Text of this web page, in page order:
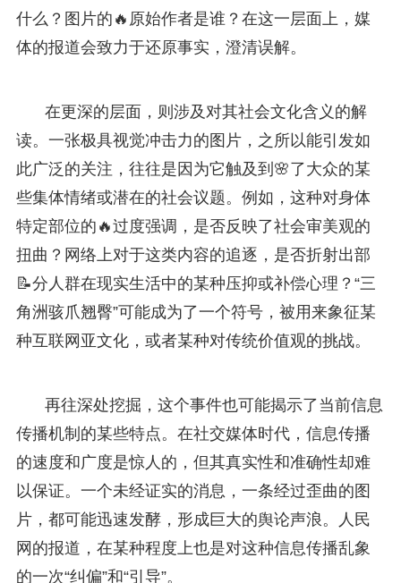
什么？图片的🔥原始作者是谁？在这一层面上，媒
体的报道会致力于还原事实，澄清误解。
在更深的层面，则涉及对其社会文化含义的解
读。一张极具视觉冲击力的图片，之所以能引发如
此广泛的关注，往往是因为它触及到🌸了大众的某
些集体情绪或潜在的社会议题。例如，这种对身体
特定部位的🔥过度强调，是否反映了社会审美观的
扭曲？网络上对于这类内容的追逐，是否折射出部
📝分人群在现实生活中的某种压抑或补偿心理？“三
角洲骇爪翘臀”可能成为了一个符号，被用来象征某
种互联网亚文化，或者某种对传统价值观的挑战。
再往深处挖掘，这个事件也可能揭示了当前信息
传播机制的某些特点。在社交媒体时代，信息传播
的速度和广度是惊人的，但其真实性和准确性却难
以保证。一个未经证实的消息，一条经过歪曲的图
片，都可能迅速发酵，形成巨大的舆论声浪。人民
网的报道，在某种程度上也是对这种信息传播乱象
的一次“纠偏”和“引导”。